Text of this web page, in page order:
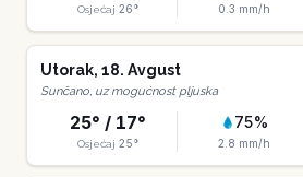
Osjećaj 26° 0.3 mm/h
Utorak, 18. Avgust
Sunčano, uz mogućnost pljuska
25° / 17°
Osjećaj 25°
75%
2.8 mm/h